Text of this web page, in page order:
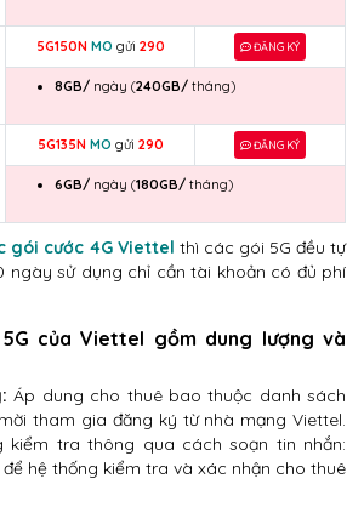
5G150N MO gửi 290 ĐĂNG KÝ
8GB/ ngày (240GB/ tháng)
5G135N MO gửi 290 ĐĂNG KÝ
6GB/ ngày (180GB/ tháng)
gói cước 4G Viettel thì các gói 5G đều tự
ngày sử dụng chỉ cần tài khoản có đủ phí
của Viettel gồm dung lượng và
Áp dung cho thuê bao thuộc danh sách
tham gia đăng ký từ nhà mạng Viettel.
kiểm tra thông qua cách soạn tin nhắn:
để hệ thống kiểm tra và xác nhận cho thuê